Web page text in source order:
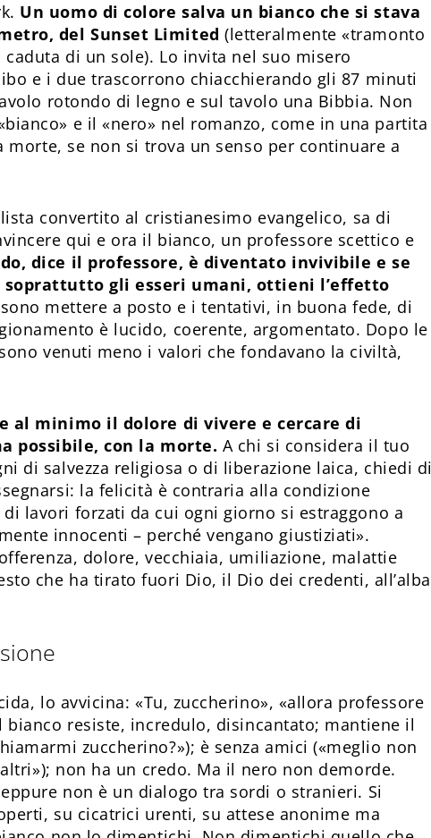
Un uomo di colore salva un bianco che si stava
del Sunset Limited (letteralmente «tramonto
di un sole). Lo invita nel suo misero
e i due trascorrono chiacchierando gli 87 minuti
rotondo di legno e sul tavolo una Bibbia. Non
e il «nero» nel romanzo, come in una partita
morte, se non si trova un senso per continuare a
convertito al cristianesimo evangelico, sa di
qui e ora il bianco, un professore scettico e
dice il professore, è diventato invivibile e se
soprattutto gli esseri umani, ottieni l’effetto
mettere a posto e i tentativi, in buona fede, di
è lucido, coerente, argomentato. Dopo le
venuti meno i valori che fondavano la civiltà,
al minimo il dolore di vivere e cercare di
possibile, con la morte. A chi si considera il tuo
di salvezza religiosa o di liberazione laica, chiedi di
la felicità è contraria alla condizione
lavori forzati da cui ogni giorno si estraggono a
innocenti – perché vengano giustiziati».
dolore, vecchiaia, umiliazione, malattie
che ha tirato fuori Dio, il Dio dei credenti, all’alba
lo avvicina: «Tu, zuccherino», «allora professore
bianco resiste, incredulo, disincantato; mantiene il
zuccherino?»); è senza amici («meglio non
non ha un credo. Ma il nero non demorde.
non è un dialogo tra sordi o stranieri. Si
su cicatrici urenti, su attese anonime ma